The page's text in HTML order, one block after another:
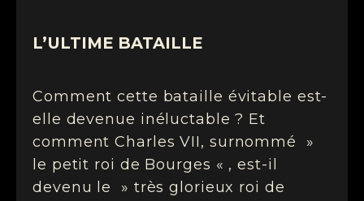
L’ULTIME BATAILLE
Comment cette bataille évitable est-
elle devenue inéluctable ? Et
comment Charles VII, surnommé »
le petit roi de Bourges « , est-il
devenu le » très glorieux roi de